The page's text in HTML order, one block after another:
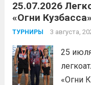
25.07.2026
«Огни Кузбасса»
ТУРНИРЫ 3 августа,
25
«Огни